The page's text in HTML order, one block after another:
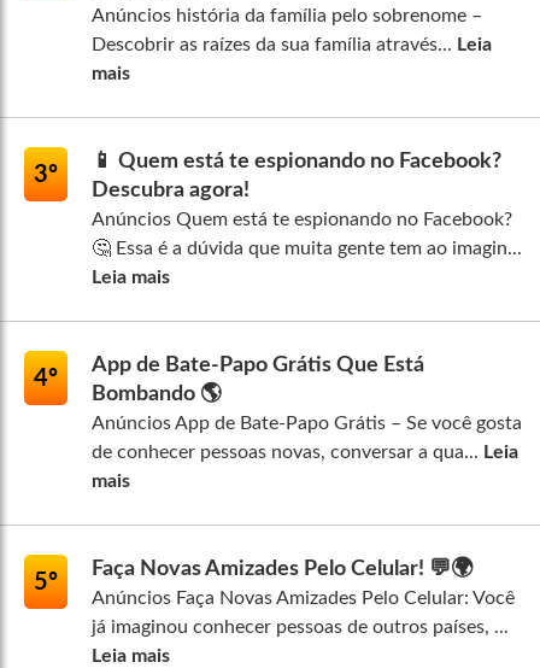
Anúncios história da família pelo sobrenome –
Descobrir as raízes da sua família através... Leia
mais
3º
📱 Quem está te espionando no Facebook?
Descubra agora!
Anúncios Quem está te espionando no Facebook?
🤔 Essa é a dúvida que muita gente tem ao imagin...
Leia mais
4º
App de Bate-Papo Grátis Que Está
Bombando 🌎
Anúncios App de Bate-Papo Grátis – Se você gosta
de conhecer pessoas novas, conversar a qua... Leia
mais
5º
Faça Novas Amizades Pelo Celular! 💬🌍
Anúncios Faça Novas Amizades Pelo Celular: Você
já imaginou conhecer pessoas de outros países, ...
Leia mais